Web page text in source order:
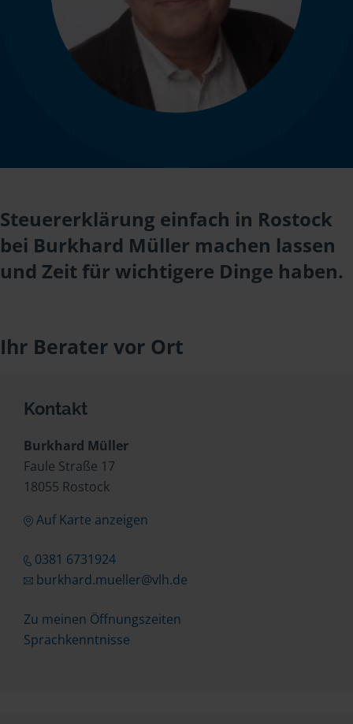
Steuererklärung einfach in Rostock
bei Burkhard Müller machen lassen
und Zeit für wichtigere Dinge haben.
Ihr Berater vor Ort
Kontakt
Burkhard Müller
Faule Straße 17
18055 Rostock
Auf Karte anzeigen
0381 6731924
burkhard.mueller@vlh.de
Zu meinen Öffnungszeiten
Sprachkenntnisse